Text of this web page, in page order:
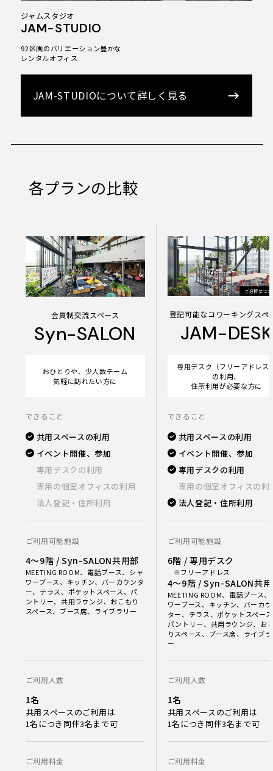
92区画のバリエーション豊かな
レンタルオフィス
ジャムスタジオ
JAM-STUDIO
JAM-STUDIOについて詳しく見る
各プランの比較
会員制交流スペース
Syn-SALON
登記可能なコワーキングスペ
JAM-DESK
おひとりや、少人数チーム
気軽に訪れたい方に
専用デスク（フリーアドレス
の利用、
住所利用が必要な方に
できること
共用スペースの利用
イベント開催、参加
専用デスクの利用
専用の個室オフィスの利用
法人登記・住所利用
できること
共用スペースの利用
イベント開催、参加
専用デスクの利用
専用の個室オフィスの利
法人登記・住所利用
ご利用可能施設
4〜9階 / Syn-SALON共用部
MEETING ROOM、電話ブース、シャ
ワーブース、キッチン、バーカウンタ
ー、テラス、ポケットスペース、パ
ントリー、共用ラウンジ、おこもり
スペース、ブース席、ライブラリー
ご利用可能施設
6階 / 専用デスク
※フリーアドレス
4〜9階 / Syn-SALON共
MEETING ROOM、電話ブース
ワーブース、キッチン、バーカ
ター、テラス、ポケットスペー
パントリー、共用ラウンジ、お
りスペース、ブース席、ライブ
ー
ご利用人数
1名
共用スペースのご利用は
1名につき同伴3名まで可
ご利用人数
1名
共用スペースのご利用は
1名につき同伴3名まで可
ご利用料金 ご利用料金